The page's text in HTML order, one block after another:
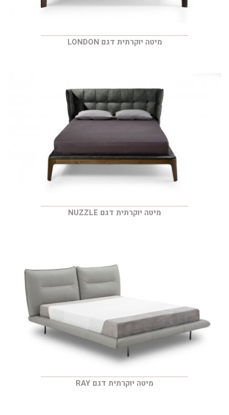
מיטה יוקרתית דגם LONDON
מיטה יוקרתית דגם NUZZLE
מיטה יוקרתית דגם RAY